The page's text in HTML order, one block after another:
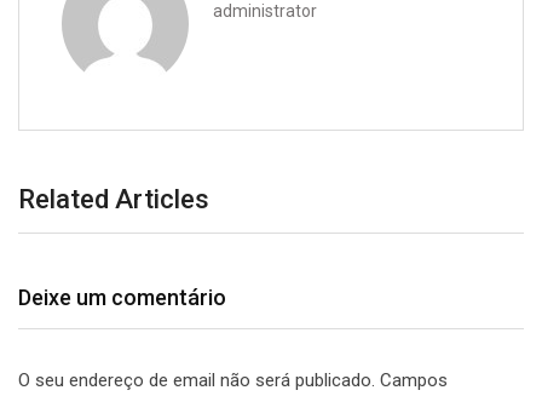
administrator
Related Articles
Deixe um comentário
O seu endereço de email não será publicado. Campos